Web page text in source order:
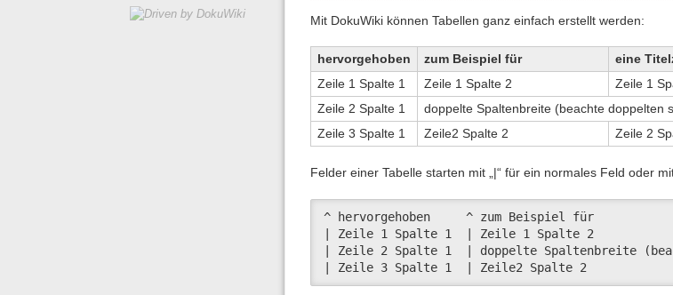
Mit DokuWiki können Tabellen ganz einfach erstellt werden:
hervorgehoben zum Beispiel für
eine
Zeile 1 Spalte 1
Zeile 1 Spalte 2
Zeile 1
Zeile 2 Spalte 1
doppelte Spaltenbreite (beachte doppelten
Zeile 3 Spalte 1
Zeile2 Spalte 2 Zeile 2
Felder einer Tabelle starten mit „|“ für ein normales Feld oder
^ hervorgehoben     ^ zum Beispiel für
| Zeile 1 Spalte 1  | Zeile 1 Spalte 2
| Zeile 2 Spalte 1  | doppelte Spaltenbreite
| Zeile 3 Spalte 1  | Zeile2 Spalte 2